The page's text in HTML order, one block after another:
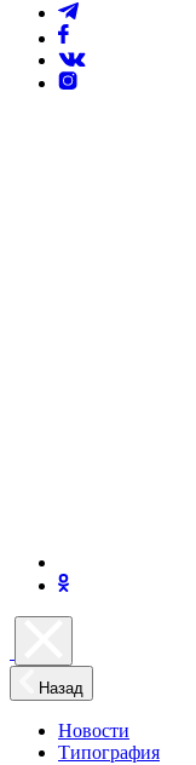
Назад
Новости
Типография